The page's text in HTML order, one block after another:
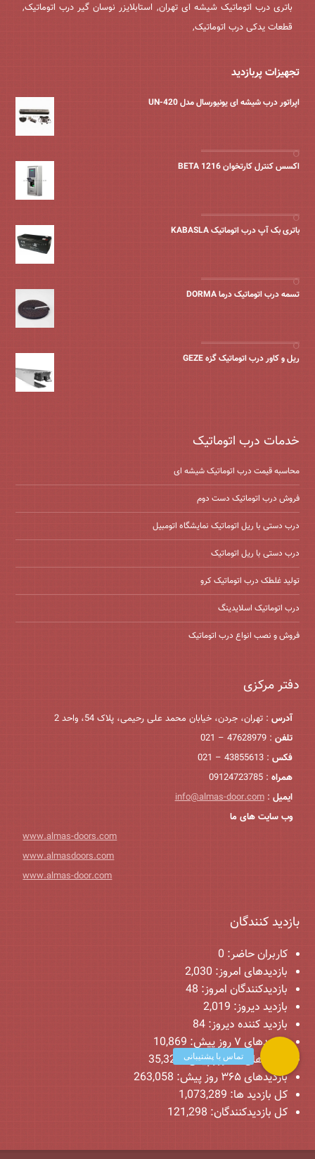
باتری درب اتوماتیک شیشه ای تهران, استابلایزر نوسان گیر درب اتوماتیک,
قطعات یدکی درب اتوماتیک,
تجهیزات پربازدید
اپراتور درب شیشه ای یونیورسال مدل UN-420
اکسس کنترل کارتخوان BETA 1216
باتری بک آپ درب اتوماتیک KABASLA
تسمه درب اتوماتیک درما DORMA
ریل و کاور درب اتوماتیک گزه GEZE
خدمات درب اتوماتیک
محاسبه قیمت درب اتوماتیک شیشه ‌ای
فروش درب اتوماتیک دست دوم
درب دستی با ریل اتوماتیک نمایشگاه اتومبیل
درب دستی با ریل اتوماتیک
تولید غلطک درب اتوماتیک کرو
درب اتوماتیک اسلایدینگ
فروش و نصب انواع درب اتوماتیک
دفتر مرکزی
آدرس : تهران، جردن، خیابان محمد علی رحیمی، پلاک 54، واحد 2
تلفن : 47628979 – 021
فکس : 43855613 – 021
همراه : 09124723785
ایمیل :
info@almas-door.com
وب سایت های ما
www.almas-doors.com
www.almasdoors.com
www.almas-door.com
بازدید کنندگان
کاربران حاضر: 0
بازدیدهای امروز: 2,030
بازدیدکنندگان امروز: 48
بازدید دیروز: 2,019
بازدید کننده دیروز:84
بازدیدهای ۷ روز پیش:
10,869
بازدیدهای ۳۰ روز پیش:
35,321
بازدیدهای ۳۶۵ روز پیش:
263,058
کل بازدید ها: 1,073,289
کل بازدیدکنند‌گان: 121,298